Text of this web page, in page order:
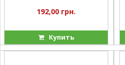
192,00 грн.
Купить